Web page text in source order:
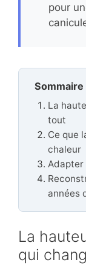
pour
Sommaire
La
tout
Ce que
chaleur
Adapter
années
La
qui